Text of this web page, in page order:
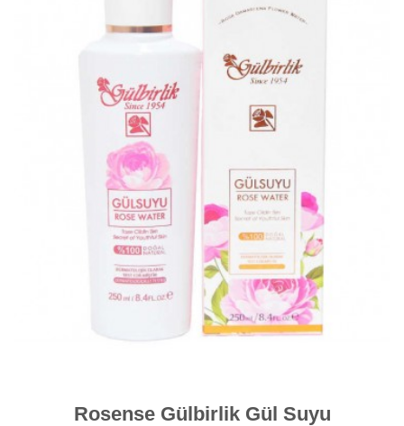
Rosense Gülbirlik Gül Suyu